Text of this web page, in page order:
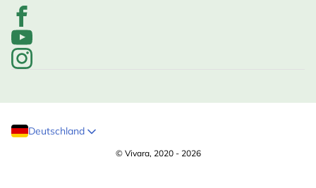
Deutschland
© Vivara, 2020 - 2026